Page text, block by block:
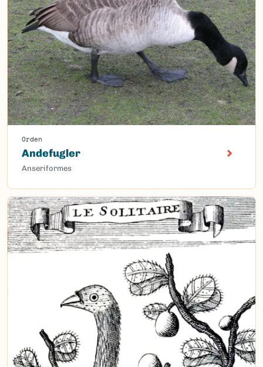
Orden
Andefugler
Anseriformes